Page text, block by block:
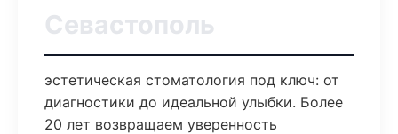
Севастополь
эстетическая стоматология под ключ: от
диагностики до идеальной улыбки. Более
20 лет возвращаем уверенность